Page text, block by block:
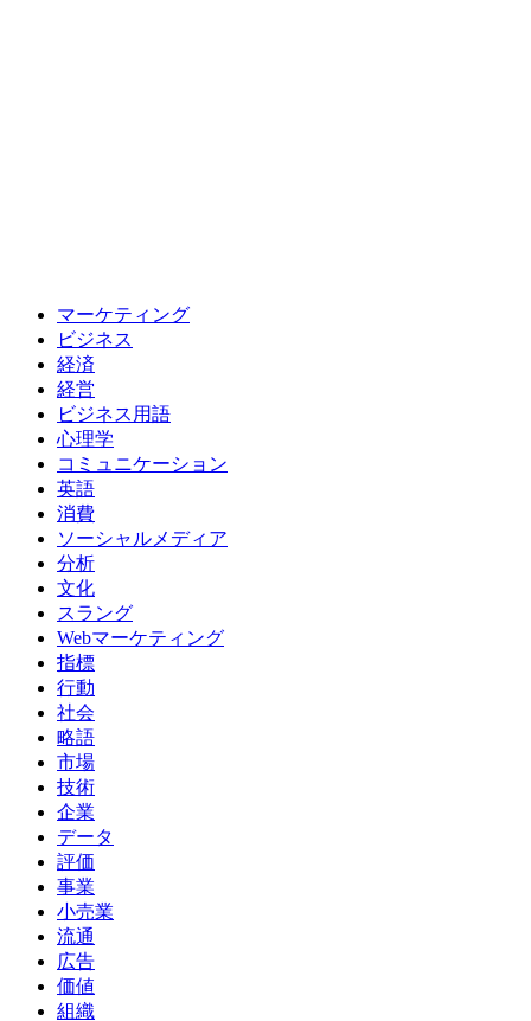
マーケティング
ビジネス
経済
経営
ビジネス用語
心理学
コミュニケーション
英語
消費
ソーシャルメディア
分析
文化
スラング
Webマーケティング
指標
行動
社会
略語
市場
技術
企業
データ
評価
事業
小売業
流通
広告
価値
組織